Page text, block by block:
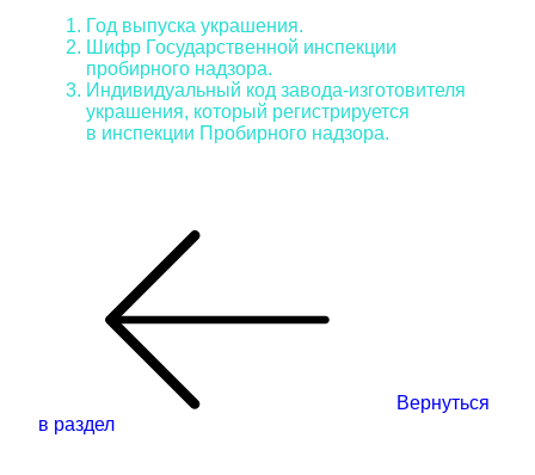
Год выпуска украшения.
Шифр Государственной инспекции
пробирного надзора.
Индивидуальный код завода-изготовителя
украшения, который регистрируется
в инспекции Пробирного надзора.
Вернуться
в раздел